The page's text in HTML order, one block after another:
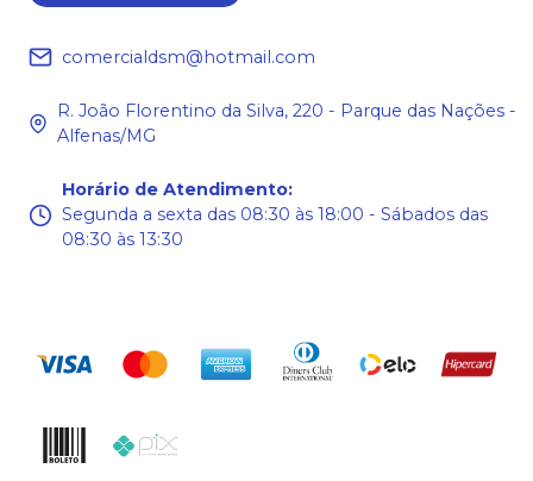
comercialdsm@hotmail.com
R. João Florentino da Silva, 220 - Parque das Nações -
Alfenas/MG
Horário de Atendimento:
Segunda a sexta das 08:30 às 18:00 - Sábados das
08:30 às 13:30